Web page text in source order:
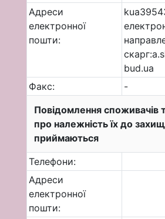
Адреси
електронної
пошти:
bud.ua
Факс:
-
Повідомлення споживачів
про належність їх до
приймаються
Телефони:
Адреси
електронної
пошти: